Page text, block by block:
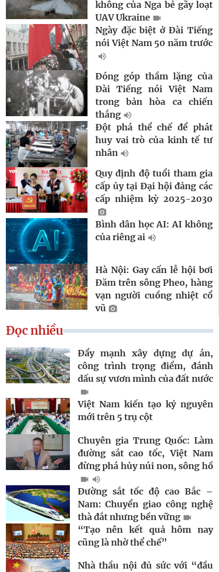
không của Nga bẻ gãy loạt
UAV Ukraine
Ngày đặc biệt ở Đài Tiếng
nói Việt Nam 50 năm trước
Đóng góp thầm lặng của
Đài Tiếng nói Việt Nam
trong bản hòa ca chiến
thắng
Đột phá thể chế để phát
huy vai trò của kinh tế tư
nhân
Quy định độ tuổi tham gia
cấp ủy tại Đại hội đảng các
cấp nhiệm kỳ 2025-2030
Bình dân học AI: AI không
của riêng ai
Hà Nội: Gay cấn lễ hội bơi
Đăm trên sông Pheo, hàng
vạn người cuồng nhiệt cổ
vũ
Đọc nhiều
Đẩy mạnh xây dựng dự án,
công trình trọng điểm, đánh
dấu sự vươn mình của đất nước
Việt Nam kiến tạo kỷ nguyên
mới trên 5 trụ cột
Chuyên gia Trung Quốc: Làm
đường sắt cao tốc, Việt Nam
đừng phá hủy núi non, sông hồ
Đường sắt tốc độ cao Bắc –
Nam: Chuyển giao công nghệ
thà đắt nhưng bền vững
“Tạo nên kết quả hôm nay
cũng là nhờ thể chế”
Nhà thầu nội đủ sức với “đầu